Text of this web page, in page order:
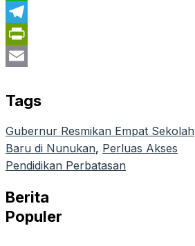
WhatsApp
Telegram
PrintFriendly
Tags
Gubernur Resmikan Empat Sekolah
Baru di Nunukan, Perluas Akses
Pendidikan Perbatasan
Berita
Populer